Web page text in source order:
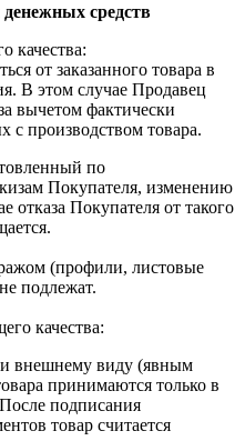
средств
качества:
от заказанного товара в
В этом случае Продавец
вычетом фактически
с производством товара.
по
Покупателя, изменению
отказа Покупателя от такого
(профили, листовые
подлежат.
качества:
и внешнему виду (явным
принимаются только в
подписания
товар считается